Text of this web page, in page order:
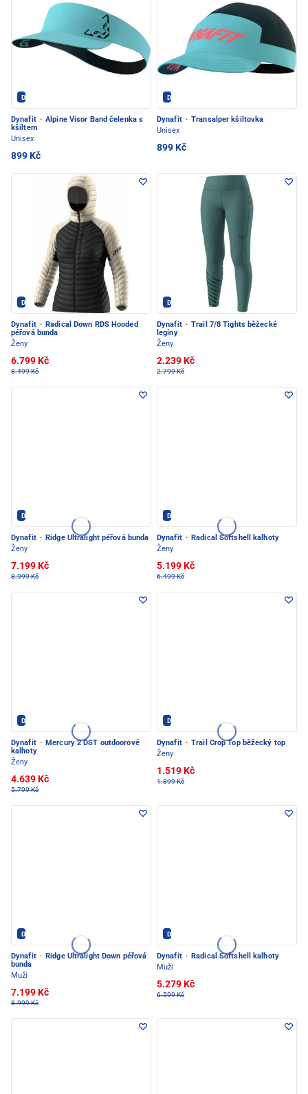
Dynafit - PEC POD SNĚŽKOU
Dynafit · Alpine Visor Band čelenka s
kšiltem
Unisex
899 Kč
Dynafit - PEC POD SNĚŽKOU
Dynafit · Transalper kšiltovka
Unisex
899 Kč
Dynafit - PEC POD SNĚŽKOU
Dynafit · Radical Down RDS Hooded
péřová bunda
Ženy
6.799 Kč
8.499 Kč
Dynafit - PEC POD SNĚŽKOU
Dynafit · Trail 7/8 Tights běžecké
legíny
Ženy
2.239 Kč
2.799 Kč
Dynafit - PEC POD SNĚŽKOU
Dynafit · Ridge Ultralight péřová bunda
Ženy
7.199 Kč
8.999 Kč
Dynafit - PEC POD SNĚŽKOU
Dynafit · Radical Softshell kalhoty
Ženy
5.199 Kč
6.499 Kč
Dynafit - PEC POD SNĚŽKOU
Dynafit · Mercury 2 DST outdoorové
kalhoty
Ženy
4.639 Kč
5.799 Kč
Dynafit - PEC POD SNĚŽKOU
Dynafit · Trail Crop Top běžecký top
Ženy
1.519 Kč
1.899 Kč
Dynafit - PEC POD SNĚŽKOU
Dynafit · Ridge Ultralight Down péřová
bunda
Muži
7.199 Kč
8.999 Kč
Dynafit - PEC POD SNĚŽKOU
Dynafit · Radical Softshell kalhoty
Muži
5.279 Kč
6.599 Kč